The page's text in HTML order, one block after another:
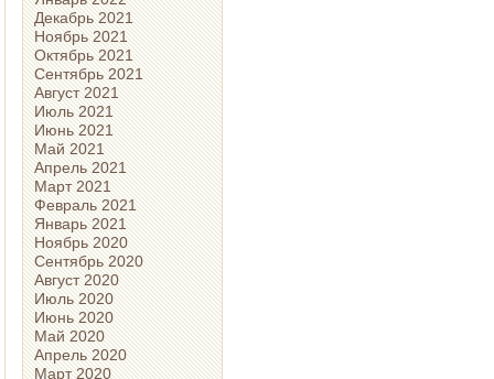
Декабрь 2021
Ноябрь 2021
Октябрь 2021
Сентябрь 2021
Август 2021
Июль 2021
Июнь 2021
Май 2021
Апрель 2021
Март 2021
Февраль 2021
Январь 2021
Ноябрь 2020
Сентябрь 2020
Август 2020
Июль 2020
Июнь 2020
Май 2020
Апрель 2020
Март 2020